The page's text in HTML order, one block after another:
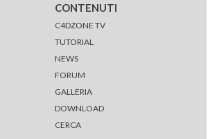
CONTENUTI
C4DZONE TV
TUTORIAL
NEWS
FORUM
GALLERIA
DOWNLOAD
CERCA